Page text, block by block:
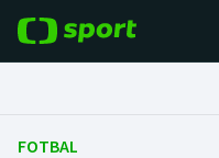
Fotbal
FOTBAL